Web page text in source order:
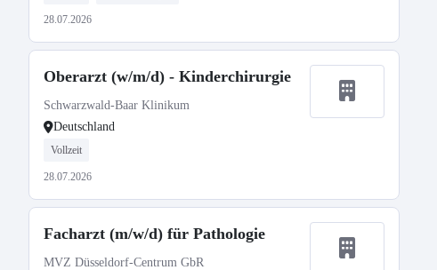
28.07.2026
Oberarzt (w/m/d) - Kinderchirurgie
Schwarzwald-Baar Klinikum
Deutschland
Vollzeit
28.07.2026
Facharzt (m/w/d) für Pathologie
MVZ Düsseldorf-Centrum GbR